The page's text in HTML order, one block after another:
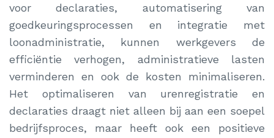
voor declaraties, automatisering van
goedkeuringsprocessen en integratie met
loonadministratie, kunnen werkgevers de
efficiëntie verhogen, administratieve lasten
verminderen en ook de kosten minimaliseren.
Het optimaliseren van urenregistratie en
declaraties draagt niet alleen bij aan een soepel
bedrijfsproces, maar heeft ook een positieve